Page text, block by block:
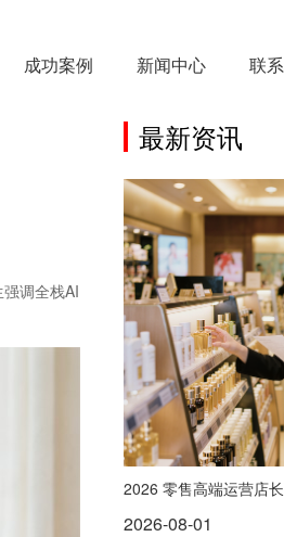
成功案例 新闻中心 联
调全栈AI
最新资讯
2026 零售高端运营店
2026-08-01